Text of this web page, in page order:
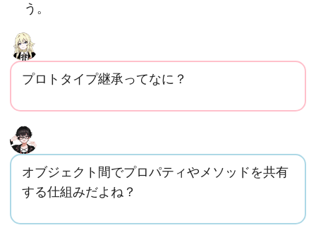
う。
プロトタイプ継承ってなに？
オブジェクト間でプロパティやメソッドを共有
する仕組みだよね？